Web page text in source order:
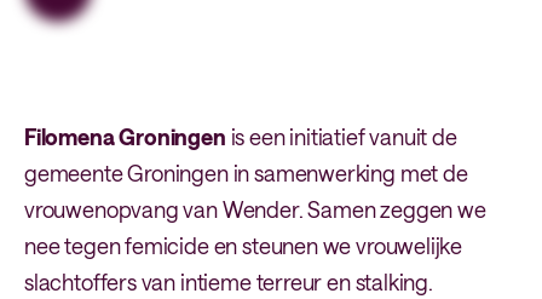
Filomena Groningen is een initiatief vanuit de
gemeente Groningen in samenwerking met de
vrouwenopvang van Wender. Samen zeggen we
nee tegen femicide en steunen we vrouwelijke
slachtoffers van intieme terreur en stalking.